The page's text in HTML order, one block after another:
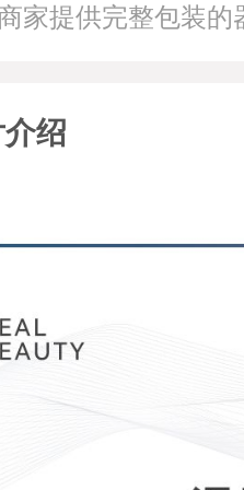
家提供完整包装
绍